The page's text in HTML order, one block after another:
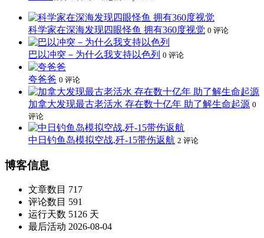
科学家在深海发现四眼怪鱼 拥有360度视觉 0 评论
巴以冲突－为什么我支持以色列 0 评论
夸爸爸 0 评论
加拿大发现最古老活水 存在数十亿年 助了解生命起源 0
评论
中日钓鱼岛模拟空战,歼-15带伤返航 2 评论
博客信息
文章数目 717
评论数目 591
运行天数 5126 天
最后活动 2026-08-04